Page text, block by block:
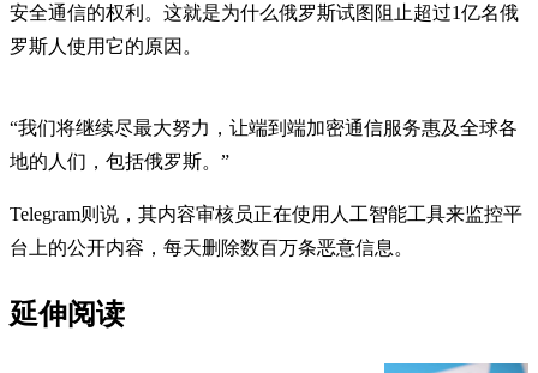
安全通信的权利。这就是为什么俄罗斯试图阻止超过1亿名俄
罗斯人使用它的原因。
“我们将继续尽最大努力，让端到端加密通信服务惠及全球各
地的人们，包括俄罗斯。”
Telegram则说，其内容审核员正在使用人工智能工具来监控平
台上的公开内容，每天删除数百万条恶意信息。
延伸阅读